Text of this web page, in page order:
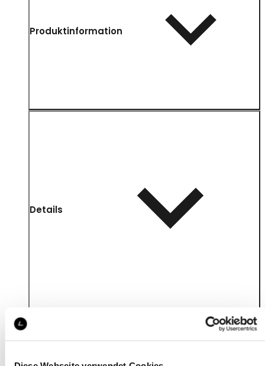
Produktinformation
Details